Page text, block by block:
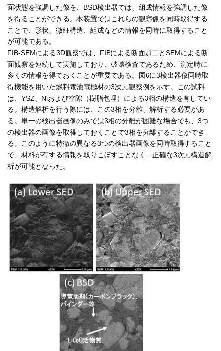
面状態を強調した像を、BSD検出器では、組成情報を強調した像
を得ることができる。本装置ではこれらの観察像を同時取得する
ことで、形状、微細構造、組成などの情報を同時に取得すること
が可能である。
FIB-SEMによる3D観察では、FIBによる断面加工とSEMによる断
面観察を連続して実施しており、破壊検査であるため、測定時に
多くの情報を得ておくことが重要である。図6に3検出器像同時取
得機能を用いた燃料電池電極材の3次元観察例を示す。この試料
は、YSZ、Niおよび空隙（樹脂包埋）による3相の構造を有してい
る。構造解析を行う際には、この3相を分離、解析する必要があ
る。単一の検出器画像のみでは3相の分離が困難な場合でも、3つ
の検出器の画像を取得しておくことで3相を分離することができ
る。このように特徴の異なる3つの検出器画像を同時取得すること
で、材料が有する情報を取りこぼすことなく、正確な3次元構造解
析が可能となった。